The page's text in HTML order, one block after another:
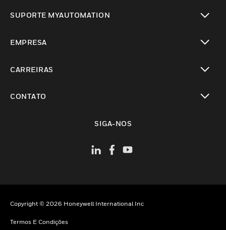
SUPORTE MYAUTOMATION
EMPRESA
CARREIRAS
CONTATO
SIGA-NOS
Copyright © 2026 Honeywell International Inc
Termos E Condições